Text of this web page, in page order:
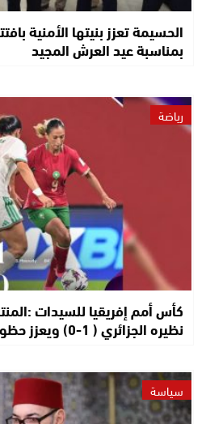
الحسيمة تعزز بنيتها الأمنية
بمناسبة عيد العرش المجيد
رياضة
كأس أمم إفريقيا للسيدات
نظيره الجزائري ( 1-0) ويعزز حظوظه…
سياسة